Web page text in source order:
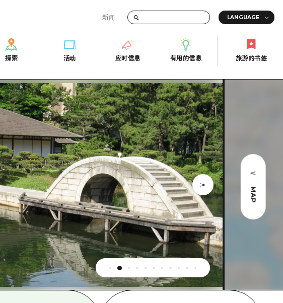
新闻
短途旅行
半天
一日游
1晚2天
2晚3天
探索
列表
广岛市内
安艺
答對了
美北
艺北
宫岛周边
东山口
岛根
活动
应时信息
有用的信息
广岛表情周游券
广岛免费无线上网
面向外国游客的街角旅游信息中心
志愿者指南
通过视频介绍广岛县的魅力！
常见问题解答
照片下载
灾难发生期间的交通信息
广岛观光宣传册
旅游的书签
2晚3天
灾难发生期间的交通信息
MAP